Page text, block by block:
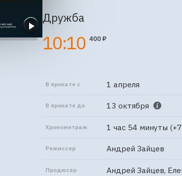
Дружба
10:10 400 ₽
В прокате с 1 апреля
В прокате до 13 октября
Хронометраж 1 час 54 минуты
Режиссер Андрей Зайцев
Продюсер Андрей Зайцев,